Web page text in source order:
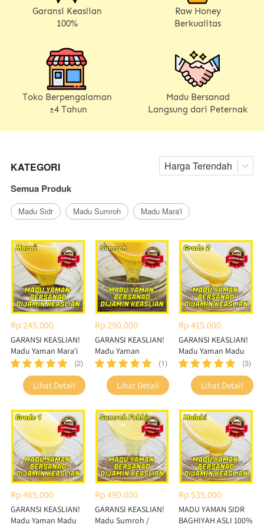
Garansi Keaslian
100%
Raw Honey
Berkualitas
Toko Berpengalaman
±4 Tahun
Madu Bersanad
Langsung dari Peternak
KATEGORI Harga Terendah
Semua Produk
Madu Sidr Madu Sumroh Madu Mara'i
Rp 245.000
GARANSI KEASLIAN!
Madu Yaman Mara'i
(2)
`Lihat Detail
Rp 290.000
GARANSI KEASLIAN!
Madu Yaman
Sumroh / Sumrah
Ternak
(1)
`
Lihat Detail
Rp 415.000
GARANSI KEASLIAN!
Madu Yaman Madu
Sidr Grade 2 / Grade
(3)
`Lihat Detail
Rp 465.000
GARANSI KEASLIAN!
Madu Yaman Madu
Rp 490.000
GARANSI KEASLIAN!
Madu Sumroh /
Rp 535.000
MADU YAMAN SIDR
BAGHIYAH ASLI 100%